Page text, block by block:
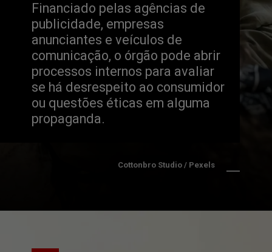
Financiado pelas agências de
publicidade, empresas
anunciantes e veículos de
comunicação, o órgão pode abrir
processos internos para avaliar
se há desrespeito ao consumidor
ou questões éticas em alguma
propaganda.
Cottonbro Studio / Pexels